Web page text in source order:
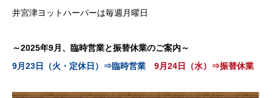
井宮津ヨットハーバーは毎週月曜日
～2025年9月、臨時営業と振替休業のご案内～
9月23日（火・定休日）⇒臨時営業
9月24日（水）⇒振替休業